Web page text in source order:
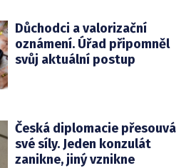
Důchodci a valorizační
oznámení. Úřad připomněl
svůj aktuální postup
Česká diplomacie přesouvá
své síly. Jeden konzulát
zanikne, jiný vznikne